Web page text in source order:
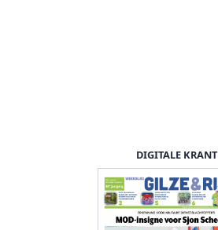
DIGITALE KRANT